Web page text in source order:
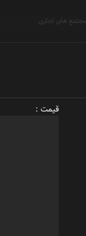
مجتمع های تجاری
قیمت :